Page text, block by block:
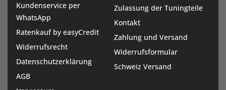
Kundenservice per
WhatsApp
Ratenkauf by easyCredit
Widerrufsrecht
Datenschutzerklärung
AGB
Zulassung der Tuningteile
Kontakt
Zahlung und Versand
Widerrufsformular
Schweiz Versand